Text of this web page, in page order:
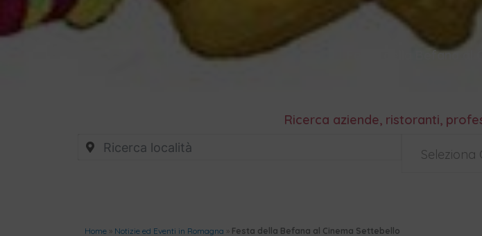
Festa della Befana al
Ricerca aziende, ristoranti,
Seleziona
Home » Notizie ed Eventi in Romagna » Festa della Befana al Cinema Settebello